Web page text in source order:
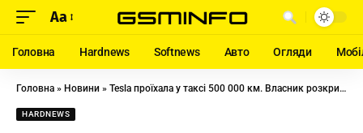
Aa
Головна Hardnews Softnews Авто Огляди
Головна » Новини » Tesla проїхала у таксі 500 000 км. Власник розкрив реальну вартість володіння електрокаром
HARDNEWS